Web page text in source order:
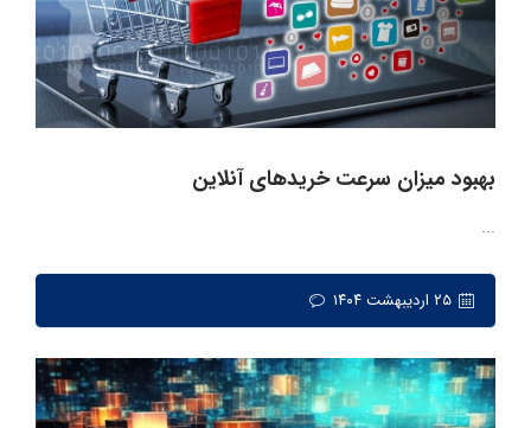
بهبود میزان سرعت خریدهای آنلاین
...
۲۵ اردیبهشت ۱۴۰۴